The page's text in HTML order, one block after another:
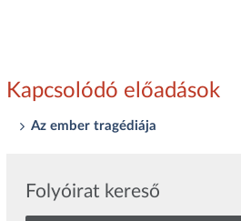
Kapcsolódó előadások
Az ember tragédiája
Folyóirat kereső